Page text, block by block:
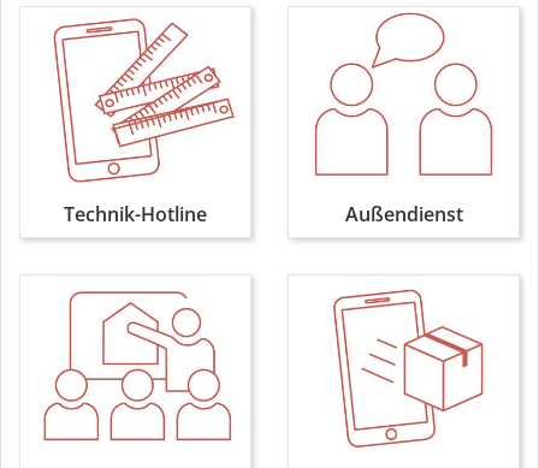
Technik-Hotline Außendienst